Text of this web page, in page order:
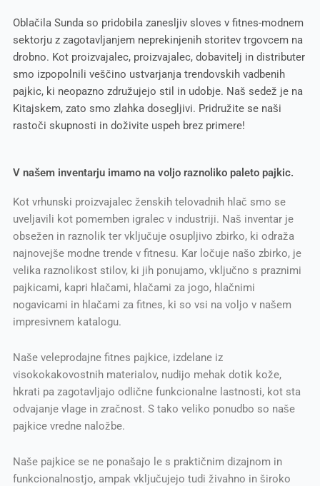
Oblačila Sunda so pridobila zanesljiv sloves v fitnes-modnem
sektorju z zagotavljanjem neprekinjenih storitev trgovcem na
drobno. Kot proizvajalec, proizvajalec, dobavitelj in distributer
smo izpopolnili veščino ustvarjanja trendovskih vadbenih
pajkic, ki neopazno združujejo stil in udobje. Naš sedež je na
Kitajskem, zato smo zlahka dosegljivi. Pridružite se naši
rastoči skupnosti in doživite uspeh brez primere!
V našem inventarju imamo na voljo raznoliko paleto pajkic.
Kot vrhunski proizvajalec ženskih telovadnih hlač smo se
uveljavili kot pomemben igralec v industriji. Naš inventar je
obsežen in raznolik ter vključuje osupljivo zbirko, ki odraža
najnovejše modne trende v fitnesu. Kar ločuje našo zbirko, je
velika raznolikost stilov, ki jih ponujamo, vključno s praznimi
pajkicami, kapri hlačami, hlačami za jogo, hlačnimi
nogavicami in hlačami za fitnes, ki so vsi na voljo v našem
impresivnem katalogu.
Naše veleprodajne fitnes pajkice, izdelane iz
visokokakovostnih materialov, nudijo mehak dotik kože,
hkrati pa zagotavljajo odlične funkcionalne lastnosti, kot sta
odvajanje vlage in zračnost. S tako veliko ponudbo so naše
pajkice vredne naložbe.
Naše pajkice se ne ponašajo le s praktičnim dizajnom in
funkcionalnostjo, ampak vključujejo tudi živahno in široko